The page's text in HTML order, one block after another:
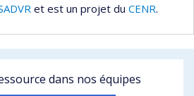
et est un projet du CENR.
dans nos équipes